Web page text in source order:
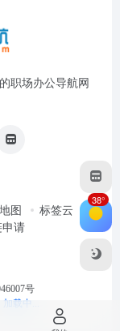
职场办公导航网
图
标签云
申请
号
加载中...
38°